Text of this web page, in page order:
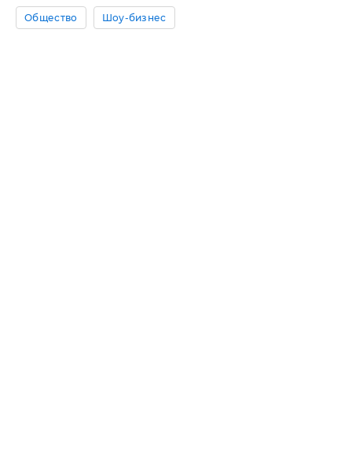
Общество Шоу-бизнес